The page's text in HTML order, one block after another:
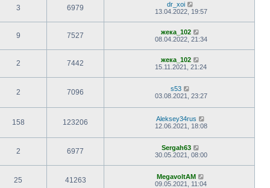
3 6979
dr_xoi
13.04.2022, 19:57
9 7527
жека_102
08.04.2022, 21:34
2 7442
жека_102
15.11.2021, 21:24
2 7096
s53
03.08.2021, 23:27
158 123206
Aleksey34rus
12.06.2021, 18:08
2 6977
Sergah63
30.05.2021, 08:00
25 41263
MegavoltAM
09.05.2021, 11:04